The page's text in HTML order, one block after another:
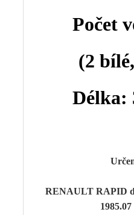
Počet
(2
Délka:
RENAULT RAPID